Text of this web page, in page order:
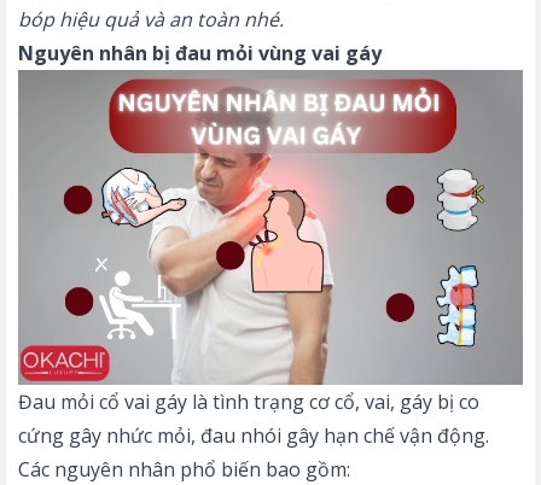
bóp hiệu quả và an toàn nhé.
Nguyên nhân bị đau mỏi vùng vai gáy
Đau mỏi cổ vai gáy là tình trạng cơ cổ, vai, gáy bị co
cứng gây nhức mỏi, đau nhói gây hạn chế vận động.
Các nguyên nhân phổ biến bao gồm: